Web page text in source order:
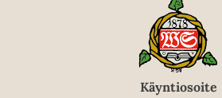
Käyntiosoite